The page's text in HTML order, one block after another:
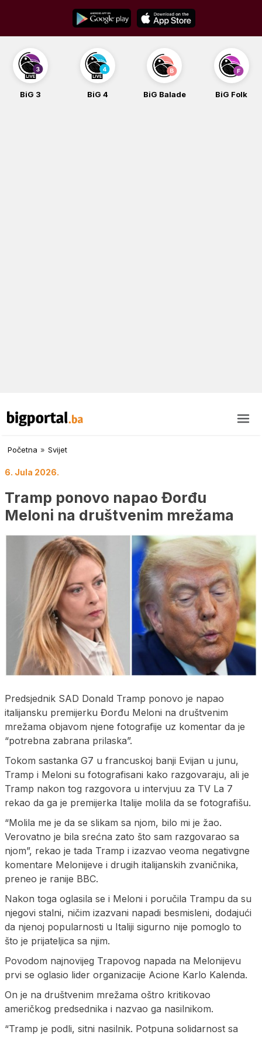
content
BiG 3 BiG 4 BiG Balade BiG Folk
Početna » Svijet
6. Jula 2026.
Tramp ponovo napao Đorđu
Meloni na društvenim mrežama
Predsjednik SAD Donald Tramp ponovo je napao
italijansku premijerku Đorđu Meloni na društvenim
mrežama objavom njene fotografije uz komentar da je
“potrebna zabrana prilaska”.
Tokom sastanka G7 u francuskoj banji Evijan u junu,
Tramp i Meloni su fotografisani kako razgovaraju, ali je
Tramp nakon tog razgovora u intervjuu za TV La 7
rekao da ga je premijerka Italije molila da se fotografišu.
“Molila me je da se slikam sa njom, bilo mi je žao.
Verovatno je bila srećna zato što sam razgovarao sa
njom”, rekao je tada Tramp i izazvao veoma negativgne
komentare Melonijeve i drugih italijanskih zvaničnika,
preneo je ranije BBC.
Nakon toga oglasila se i Meloni i poručila Trampu da su
njegovi stalni, ničim izazvani napadi besmisleni, dodajući
da njenoj popularnosti u Italiji sigurno nije pomoglo to
što je prijateljica sa njim.
Povodom najnovijeg Trapovog napada na Melonijevu
prvi se oglasio lider organizacije Acione Karlo Kalenda.
On je na društvenim mrežama oštro kritikovao
američkog predsednika i nazvao ga nasilnikom.
“Tramp je podli, sitni nasilnik. Potpuna solidarnost sa